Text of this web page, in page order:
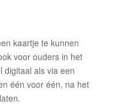
kaartje te kunnen
voor ouders in het
digitaal als via een
één voor één, na het